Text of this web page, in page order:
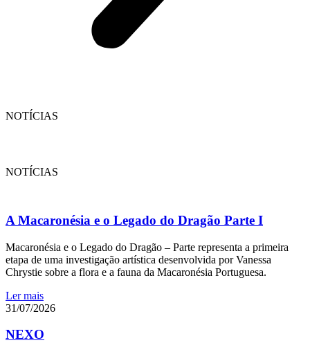
NOTÍCIAS
NOTÍCIAS
A Macaronésia e o Legado do Dragão Parte I
Macaronésia e o Legado do Dragão – Parte representa a primeira
etapa de uma investigação artística desenvolvida por Vanessa
Chrystie sobre a flora e a fauna da Macaronésia Portuguesa.
Ler mais
31/07/2026
NEXO